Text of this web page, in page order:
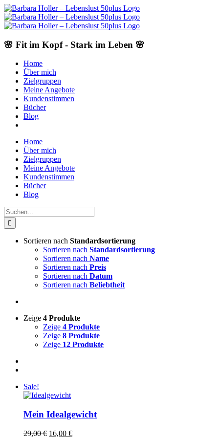
Skip
to
content
🌸 Fit im Kopf - Stark im Leben 🌸
Home
Über mich
Zielgruppen
Meine Angebote
Kundenstimmen
Bücher
Blog
Home
Über mich
Zielgruppen
Meine Angebote
Kundenstimmen
Bücher
Blog
Suche
nach:
Sortieren nach Standardsortierung
Sortieren nach Standardsortierung
Sortieren nach Name
Sortieren nach Preis
Sortieren nach Datum
Sortieren nach Beliebtheit
Zeige 4 Produkte
Zeige 4 Produkte
Zeige 8 Produkte
Zeige 12 Produkte
Sale!
Mein Idealgewicht
29,00€ Ursprünglicher
16,00 €Aktueller